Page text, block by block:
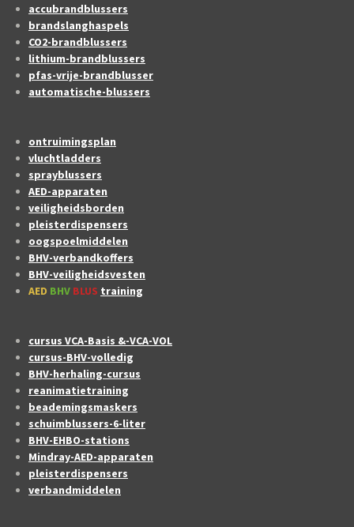
accubrandblussers
brandslanghaspels
CO2-brandblussers
lithium-brandblussers
pfas-vrije-brandblusser
automatische-blussers
ontruimingsplan
vluchtladders
sprayblussers
AED-apparaten
veiligheidsborden
pleisterdispensers
oogspoelmiddelen
BHV-verbandkoffers
BHV-veiligheidsvesten
AED BHV BLUS training
cursus VCA-Basis &-VCA-VOL
cursus-BHV-volledig
BHV-herhaling-cursus
reanimatietraining
beademingsmaskers
schuimblussers-6-liter
BHV-EHBO-stations
Mindray-AED-apparaten
pleisterdispensers
verbandmiddelen